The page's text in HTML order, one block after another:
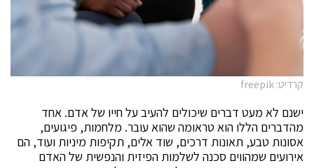
קרדיט: freepik
ישנם לא מעט דברים שיכולים להעיב על חייו של אדם. אחד
מהדברים הללו הוא טראומה שהוא עובר. מלחמות, פיגועים,
אסונות טבע, תאונות דרכים, שוד אלים, תקיפות מיניות ועוד, הם
אירועים שמהווים סכנה לשלמות הפיזית והנפשית של האדם